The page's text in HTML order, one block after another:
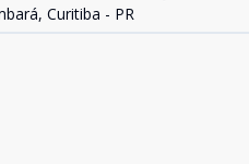
Curitiba - PR